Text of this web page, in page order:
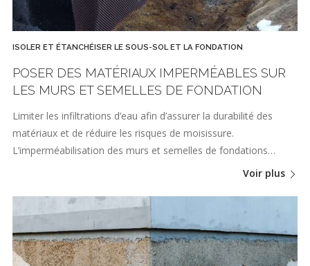
ISOLER ET ÉTANCHÉISER LE SOUS-SOL ET LA FONDATION
POSER DES MATÉRIAUX IMPERMÉABLES SUR
LES MURS ET SEMELLES DE FONDATION
Limiter les infiltrations d’eau afin d’assurer la durabilité des
matériaux et de réduire les risques de moisissure.
L’imperméabilisation des murs et semelles de fondations…
Voir plus